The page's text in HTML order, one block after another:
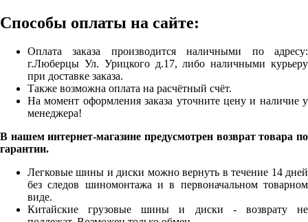
Способы оплаты на сайте:
Оплата заказа производится наличными по адресу:
г.Люберцы Ул. Урицкого д.17, либо наличными курьеру
при доставке заказа.
Также возможна оплата на расчётный счёт.
На момент оформления заказа уточните цену и наличие у
менеджера!
В нашем интернет-магазине предусмотрен возврат товара по
гарантии.
Легковые шины и диски можно вернуть в течение 14 дней
без следов шиномонтажа и в первоначальном товарном
виде.
Китайские грузовые шины и диски - возврату не